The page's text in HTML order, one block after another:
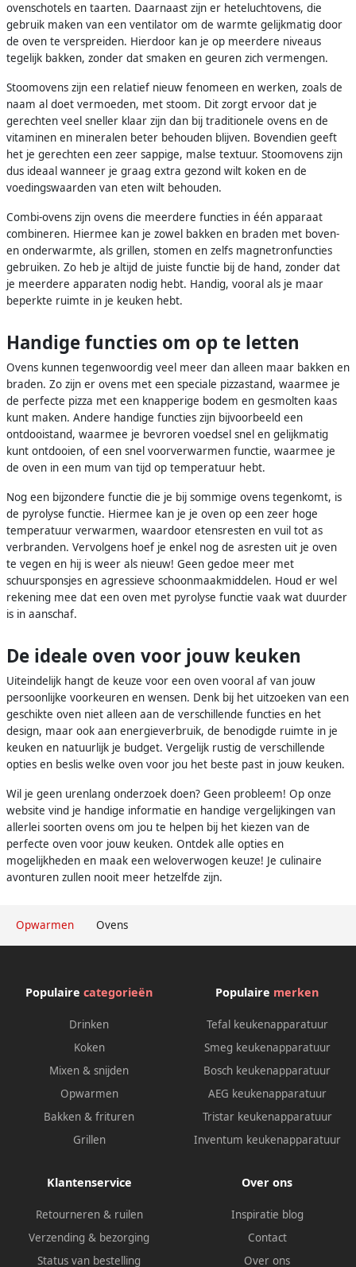
Opwarmen Ovens
ovenschotels en taarten. Daarnaast zijn er heteluchtovens, die
gebruik maken van een ventilator om de warmte gelijkmatig door
de oven te verspreiden. Hierdoor kan je op meerdere niveaus
tegelijk bakken, zonder dat smaken en geuren zich vermengen.
Stoomovens zijn een relatief nieuw fenomeen en werken, zoals de
naam al doet vermoeden, met stoom. Dit zorgt ervoor dat je
gerechten veel sneller klaar zijn dan bij traditionele ovens en de
vitaminen en mineralen beter behouden blijven. Bovendien geeft
het je gerechten een zeer sappige, malse textuur. Stoomovens zijn
dus ideaal wanneer je graag extra gezond wilt koken en de
voedingswaarden van eten wilt behouden.
Combi-ovens zijn ovens die meerdere functies in één apparaat
combineren. Hiermee kan je zowel bakken en braden met boven-
en onderwarmte, als grillen, stomen en zelfs magnetronfuncties
gebruiken. Zo heb je altijd de juiste functie bij de hand, zonder dat
je meerdere apparaten nodig hebt. Handig, vooral als je maar
beperkte ruimte in je keuken hebt.
Handige functies om op te letten
Ovens kunnen tegenwoordig veel meer dan alleen maar bakken en
braden. Zo zijn er ovens met een speciale pizzastand, waarmee je
de perfecte pizza met een knapperige bodem en gesmolten kaas
kunt maken. Andere handige functies zijn bijvoorbeeld een
ontdooistand, waarmee je bevroren voedsel snel en gelijkmatig
kunt ontdooien, of een snel voorverwarmen functie, waarmee je
de oven in een mum van tijd op temperatuur hebt.
Nog een bijzondere functie die je bij sommige ovens tegenkomt, is
de pyrolyse functie. Hiermee kan je je oven op een zeer hoge
temperatuur verwarmen, waardoor etensresten en vuil tot as
verbranden. Vervolgens hoef je enkel nog de asresten uit je oven
te vegen en hij is weer als nieuw! Geen gedoe meer met
schuursponsjes en agressieve schoonmaakmiddelen. Houd er wel
rekening mee dat een oven met pyrolyse functie vaak wat duurder
is in aanschaf.
De ideale oven voor jouw keuken
Uiteindelijk hangt de keuze voor een oven vooral af van jouw
persoonlijke voorkeuren en wensen. Denk bij het uitzoeken van een
geschikte oven niet alleen aan de verschillende functies en het
design, maar ook aan energieverbruik, de benodigde ruimte in je
keuken en natuurlijk je budget. Vergelijk rustig de verschillende
opties en beslis welke oven voor jou het beste past in jouw keuken.
Wil je geen urenlang onderzoek doen? Geen probleem! Op onze
website vind je handige informatie en handige vergelijkingen van
allerlei soorten ovens om jou te helpen bij het kiezen van de
perfecte oven voor jouw keuken. Ontdek alle opties en
mogelijkheden en maak een weloverwogen keuze! Je culinaire
avonturen zullen nooit meer hetzelfde zijn.
Populaire categorieën
Drinken
Koken
Mixen & snijden
Opwarmen
Bakken & frituren
Grillen
Populaire merken
Tefal keukenapparatuur
Smeg keukenapparatuur
Bosch keukenapparatuur
AEG keukenapparatuur
Tristar keukenapparatuur
Inventum keukenapparatuur
Klantenservice
Retourneren & ruilen
Verzending & bezorging
Status van bestelling
Over ons
Inspiratie blog
Contact
Over ons